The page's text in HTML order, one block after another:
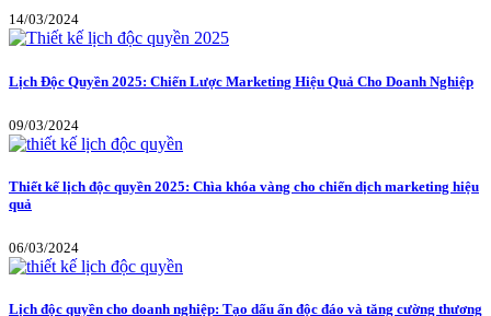
14/03/2024
Lịch Độc Quyền 2025: Chiến Lược Marketing Hiệu Quả Cho Doanh Nghiệp
09/03/2024
Thiết kế lịch độc quyền 2025: Chìa khóa vàng cho chiến dịch marketing hiệu
quả
06/03/2024
Lịch độc quyền cho doanh nghiệp: Tạo dấu ấn độc đáo và tăng cường thương